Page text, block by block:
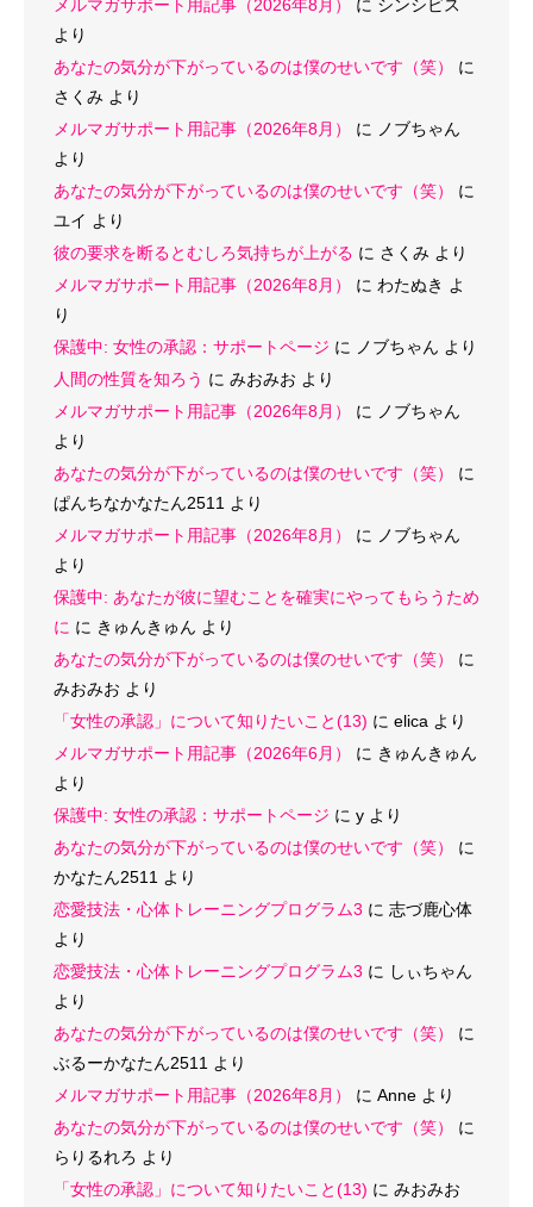
メルマガサポート用記事（2026年8月） に シンシビス
より
あなたの気分が下がっているのは僕のせいです（笑）
に
さくみ より
メルマガサポート用記事（2026年8月）
に
ノブちゃん
より
あなたの気分が下がっているのは僕のせいです（笑）
に
ユイ より
彼の要求を断るとむしろ気持ちが上がる に さくみ より
メルマガサポート用記事（2026年8月）
に わたぬき よ
り
保護中: 女性の承認：サポートページ に ノブちゃん より
人間の性質を知ろう に みおみお より
メルマガサポート用記事（2026年8月）
に
ノブちゃん
より
あなたの気分が下がっているのは僕のせいです（笑）
に
ぱんちなかなたん2511 より
メルマガサポート用記事（2026年8月）
に
ノブちゃん
より
保護中: あなたが彼に望むことを確実にやってもらうため
に に きゅんきゅん より
あなたの気分が下がっているのは僕のせいです（笑）
に
みおみお より
「女性の承認」について知りたいこと(13) に elica より
メルマガサポート用記事（2026年6月）
に きゅんきゅん
より
保護中: 女性の承認：サポートページ に y より
あなたの気分が下がっているのは僕のせいです（笑）
に
かなたん2511 より
恋愛技法・心体トレーニングプログラム3 に 志づ鹿心体
より
恋愛技法・心体トレーニングプログラム3 に しぃちゃん
より
あなたの気分が下がっているのは僕のせいです（笑）
に
ぶるーかなたん2511 より
メルマガサポート用記事（2026年8月）
に Anne より
あなたの気分が下がっているのは僕のせいです（笑）
に
らりるれろ より
「女性の承認」について知りたいこと(13) に みおみお